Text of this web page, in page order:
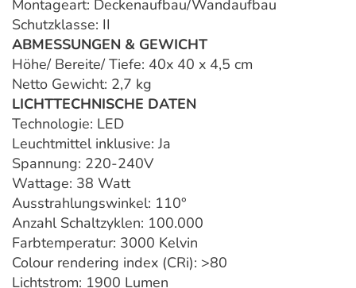
Montageart: Deckenaufbau/Wandaufbau
Schutzklasse: II
ABMESSUNGEN & GEWICHT
Höhe/ Bereite/ Tiefe: 40x 40 x 4,5 cm
Netto Gewicht: 2,7 kg
LICHTTECHNISCHE DATEN
Technologie: LED
Leuchtmittel inklusive: Ja
Spannung: 220-240V
Wattage: 38 Watt
Ausstrahlungswinkel: 110°
Anzahl Schaltzyklen: 100.000
Farbtemperatur: 3000 Kelvin
Colour rendering index (CRi): >80
Lichtstrom: 1900 Lumen